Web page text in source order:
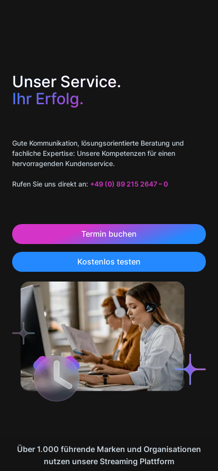
Unser Service.
Ihr Erfolg.
Gute Kommunikation, lösungsorientierte Beratung und
fachliche Expertise: Unsere Kompetenzen für einen
hervorragenden Kundenservice.
Rufen Sie uns direkt an: +49 (0) 89 215 2647 – 0
Termin buchen
Kostenlos testen
Über 1.000 führende Marken und Organisationen
nutzen unsere Streaming Plattform